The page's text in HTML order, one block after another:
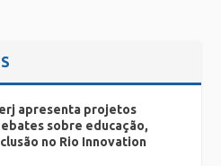
apresenta projetos
sobre educação,
no Rio Innovation